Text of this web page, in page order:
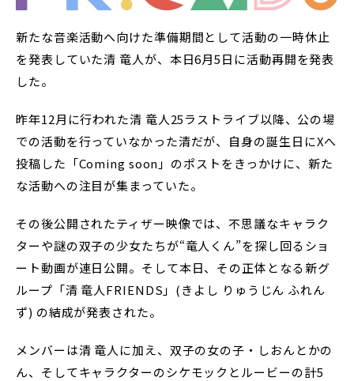
新たな音楽活動へ向けた準備期間として活動の一時休止
を発表していた清 竜人が、本日6月5日に活動再開を発表
した。
昨年12月に行われた清 竜人25ラストライブ以降、公の場
での活動を行っていなかった清だが、自身の誕生日にXへ
投稿した「Coming soon」のポストをきっかけに、新た
な活動への注目が集まっていた。
その後公開されたティザー映像では、不思議なキャラク
ターや謎の双子の少女たちが“竜人くん”を探し回るショ
ート動画が連日公開。そして本日、その正体となる新グ
ループ「清 竜人FRIENDS」(きよし りゅうじん ふれん
ず) の結成が発表された。
メンバーは清 竜人に加え、双子の女の子・しおんとかの
ん、そしてキャラクターのシケモックとルービーの計5